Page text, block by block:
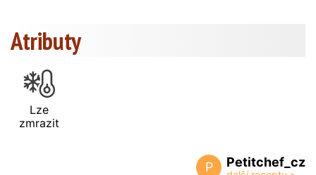
Atributy
Lze
zmrazit
P Petitchef_cz